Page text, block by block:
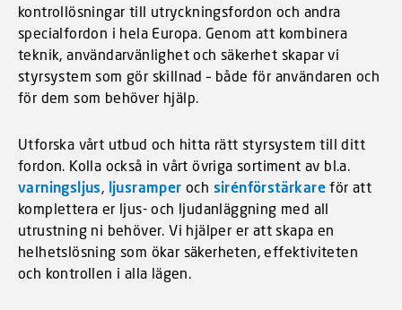
kontrollösningar till utryckningsfordon och andra
specialfordon i hela Europa. Genom att kombinera
teknik, användarvänlighet och säkerhet skapar vi
styrsystem som gör skillnad – både för användaren och
för dem som behöver hjälp.
Utforska vårt utbud och hitta rätt styrsystem till ditt
fordon. Kolla också in vårt övriga sortiment av bl.a.
varningsljus, ljusramper och sirénförstärkare för att
komplettera er ljus- och ljudanläggning med all
utrustning ni behöver. Vi hjälper er att skapa en
helhetslösning som ökar säkerheten, effektiviteten
och kontrollen i alla lägen.